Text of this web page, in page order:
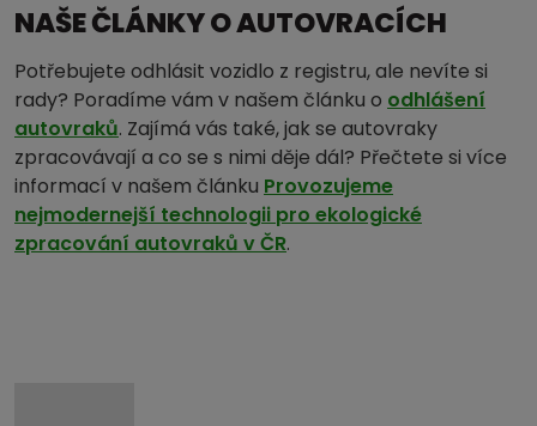
NAŠE ČLÁNKY O AUTOVRACÍCH
Potřebujete odhlásit vozidlo z registru, ale nevíte si
rady? Poradíme vám v našem článku o odhlášení
autovraků. Zajímá vás také, jak se autovraky
zpracovávají a co se s nimi děje dál? Přečtete si více
informací v našem článku Provozujeme
nejmodernejší technologii pro ekologické
zpracování autovraků v ČR.